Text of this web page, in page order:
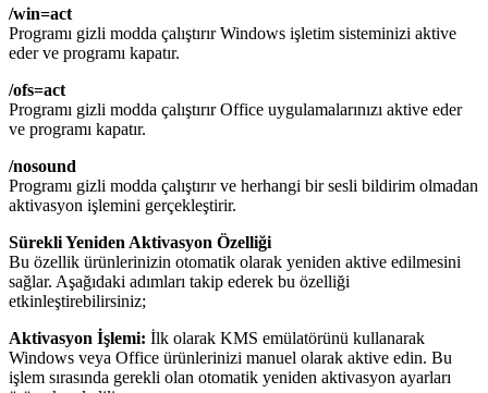
/win=act
Programı gizli modda çalıştırır Windows işletim sisteminizi aktive
eder ve programı kapatır.
/ofs=act
Programı gizli modda çalıştırır Office uygulamalarınızı aktive eder
ve programı kapatır.
/nosound
Programı gizli modda çalıştırır ve herhangi bir sesli bildirim olmadan
aktivasyon işlemini gerçekleştirir.
Sürekli Yeniden Aktivasyon Özelliği
Bu özellik ürünlerinizin otomatik olarak yeniden aktive edilmesini
sağlar. Aşağıdaki adımları takip ederek bu özelliği
etkinleştirebilirsiniz;
Aktivasyon İşlemi: İlk olarak KMS emülatörünü kullanarak
Windows veya Office ürünlerinizi manuel olarak aktive edin. Bu
işlem sırasında gerekli olan otomatik yeniden aktivasyon ayarları